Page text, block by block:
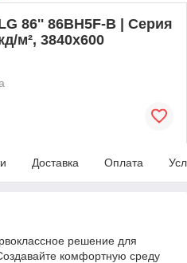
86'' 86BH5F-B | Серия
м², 3840x600
Доставка Оплата
решение для
комфортную среду